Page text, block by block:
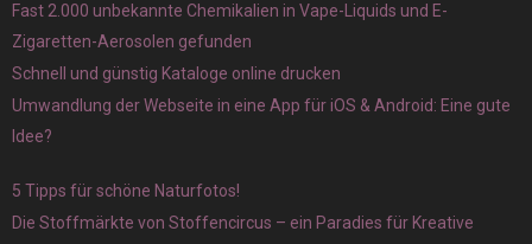
Fast 2.000 unbekannte Chemikalien in Vape-Liquids und E-
Zigaretten-Aerosolen gefunden
Schnell und günstig Kataloge online drucken
Umwandlung der Webseite in eine App für iOS & Android: Eine gute
Idee?
5 Tipps für schöne Naturfotos!
Die Stoffmärkte von Stoffencircus – ein Paradies für Kreative